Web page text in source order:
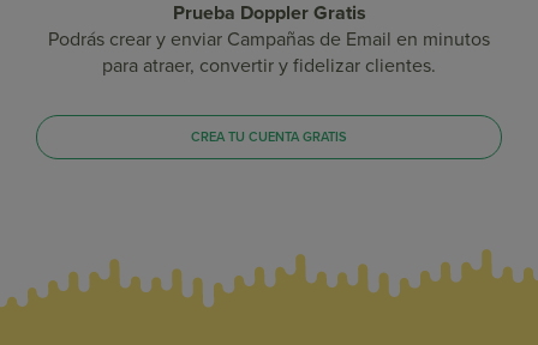
Prueba Doppler Gratis
Podrás crear y enviar Campañas de Email en minutos
para atraer, convertir y fidelizar clientes.
CREA TU CUENTA GRATIS